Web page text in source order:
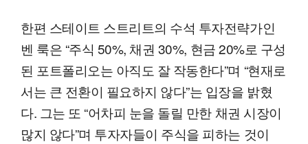
한편 스테이트 스트리트의 수석 투자전략가인
벤 룩은 “주식 50%, 채권 30%, 현금 20%로 구성
된 포트폴리오는 아직도 잘 작동한다”며 “현재로
서는 큰 전환이 필요하지 않다”는 입장을 밝혔
다. 그는 또 “어차피 눈을 돌릴 만한 채권 시장이
많지 않다”며 투자자들이 주식을 피하는 것이